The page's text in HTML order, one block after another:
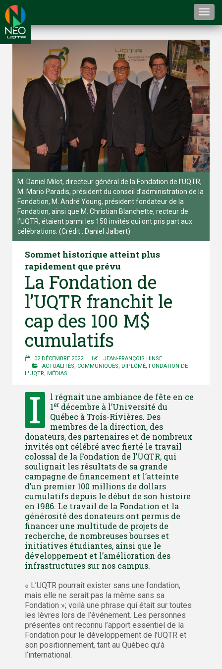
M. Daniel Milot, directeur général de la Fondation de l’UQTR,
M. Mario Paradis, président du conseil d’administration de la
Fondation, M. André Young, président fondateur de la
Fondation, ainsi que M. Christian Blanchette, recteur de
l’UQTR, étaient parmi les 150 invités qui ont pris part aux
célébrations. (Crédit : Daniel Jalbert)
Sommet historique atteint plus
rapidement que prévu
La Fondation de
l’UQTR franchit le
cap des 100 M$
cumulatifs
02 DÉCEMBRE 2022
JEAN-FRANÇOIS HINSE
ACTUALITÉS, COMMUNIQUÉS, DIPLÔMÉ, FONDATION DE
L'UQTR, MÉDIAS
I
l régnait une ambiance de fête en ce
1erdécembre à l’Université du
Québec à Trois-Rivières. Des
membres de la direction, des
donateurs, des partenaires et de nombreux
invités ont célébré avec fierté le travail
colossal de la Fondation de l’UQTR, qui
soulignait les résultats de sa grande
campagne de financement et l’atteinte
d’un premier 100 millions de dollars
cumulatifs depuis le début de son histoire
en 1986. Le travail de la Fondation et la
générosité des donateurs ont permis de
financer une multitude de projets de
recherche, de nombreuses bourses et
initiatives étudiantes, ainsi que le
développement et l’amélioration des
infrastructures sur nos campus.
« L’UQTR pourrait exister sans une fondation,
mais elle ne serait pas la même sans sa
Fondation »; voilà une phrase qui était sur toutes
les lèvres lors de l’événement. Les personnes
présentes ont reconnu l’apport essentiel de la
Fondation pour le développement de l’UQTR et
son positionnement, tant au Québec qu’à
l’international.